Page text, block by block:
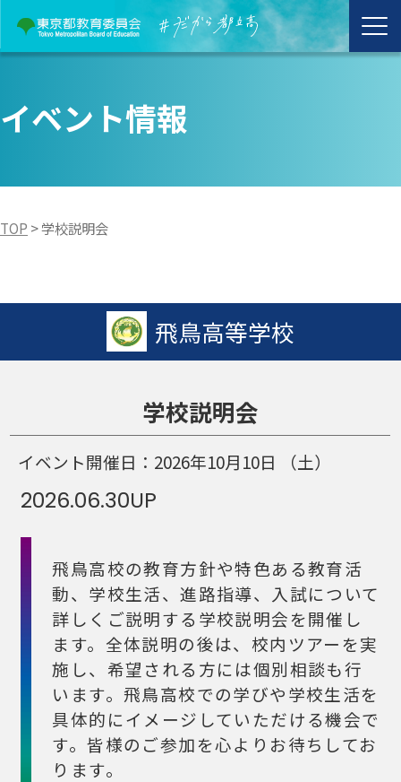
イベント情報
TOP >学校説明会
飛鳥高等学校
学校説明会
イベント開催日： 2026年10月10日 （土）
2026.06.30UP
飛鳥高校の教育方針や特色ある教育活
動、学校生活、進路指導、入試について
詳しくご説明する学校説明会を開催し
ます。全体説明の後は、校内ツアーを実
施し、希望される方には個別相談も行
います。飛鳥高校での学びや学校生活を
具体的にイメージしていただける機会で
す。皆様のご参加を心よりお待ちしてお
ります。